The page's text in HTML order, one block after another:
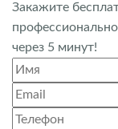
Закажите
через 5 минут!